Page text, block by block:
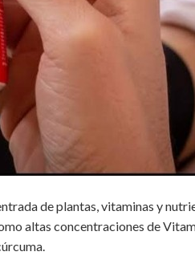
de plantas, vitaminas y
altas concentraciones de